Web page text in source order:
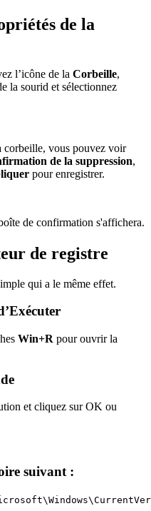
de la
l’icône de la Corbeille,
la sourid et sélectionnez
corbeille, vous pouvez voir
de la suppression,
pour enregistrer.
de confirmation s'affichera.
de registre
qui a le même effet.
Win+R pour ouvrir la
et cliquez sur OK ou
suivant :